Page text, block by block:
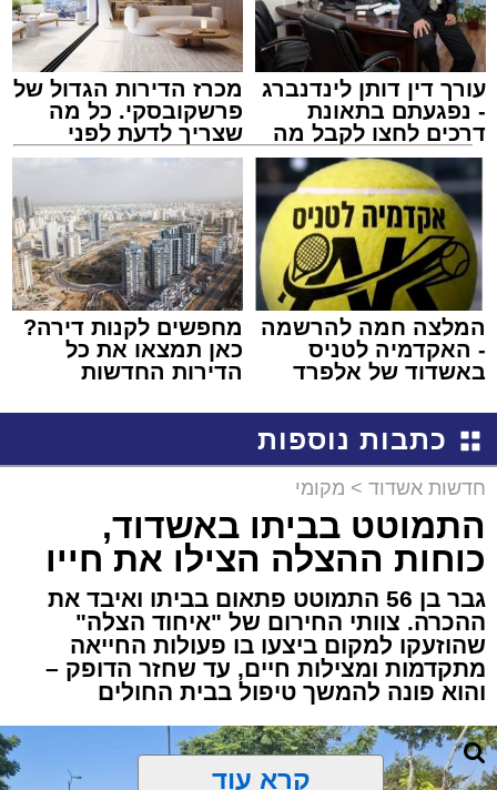
עורך דין דותן לינדנברג
- נפגעתם בתאונת
דרכים לחצו לקבל מה
שמגיע לכם
מכרז הדירות הגדול של
פרשקובסקי. כל מה
שצריך לדעת לפני
שמגישים הצעה לדירה
המלצה חמה להרשמה
- האקדמיה לטניס
באשדוד של אלפרד
מחפשים לקנות דירה?
כאן תמצאו את כל
הדירות החדשות
כתבות נוספות
חדשות אשדוד > מקומי
התמוטט בביתו באשדוד,
כוחות ההצלה הצילו את חייו
גבר בן 56 התמוטט פתאום בביתו ואיבד את
ההכרה. צוותי החירום של "איחוד הצלה"
שהוזעקו למקום ביצעו בו פעולות החייאה
מתקדמות ומצילות חיים, עד שחזר הדופק –
והוא פונה להמשך טיפול בבית החולים
קרא עוד